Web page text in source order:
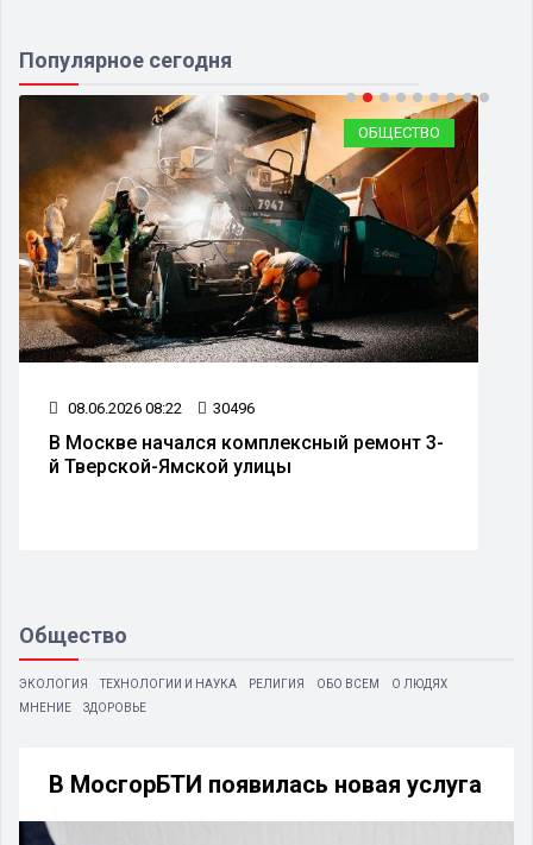
Популярное сегодня
ОБЩЕСТВО
08.06.2026 08:22 30496
В Москве начался комплексный ремонт 3-
й Тверской-Ямской улицы
Общество
ЭКОЛОГИЯ ТЕХНОЛОГИИ И НАУКА РЕЛИГИЯ ОБО ВСЕМ
О ЛЮДЯХ
МНЕНИЕ
ЗДОРОВЬЕ
В МосгорБТИ появилась новая услуга